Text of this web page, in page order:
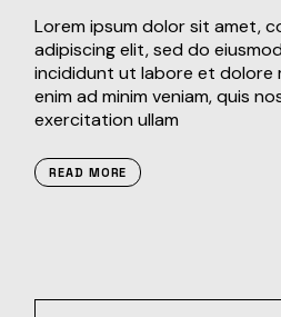
Lorem ipsum dolor sit amet,
adipiscing elit, sed do
incididunt ut labore et dolore
enim ad minim veniam, quis
exercitation ullam
READ MORE